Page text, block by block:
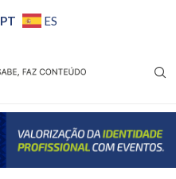
PT ES